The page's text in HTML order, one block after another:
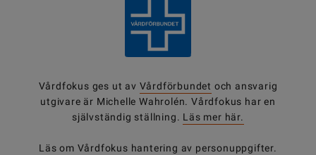
Vårdfokus ges ut av Vårdförbundet och ansvarig
utgivare är Michelle Wahrolén. Vårdfokus har en
självständig ställning. Läs mer här.
Läs om Vårdfokus hantering av personuppgifter.